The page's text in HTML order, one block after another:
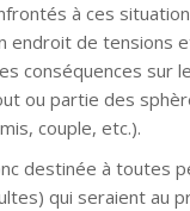
à ces
endroit de tensions
conséquences sur
ou partie des
couple, etc.).
destinée à toutes
qui seraient au